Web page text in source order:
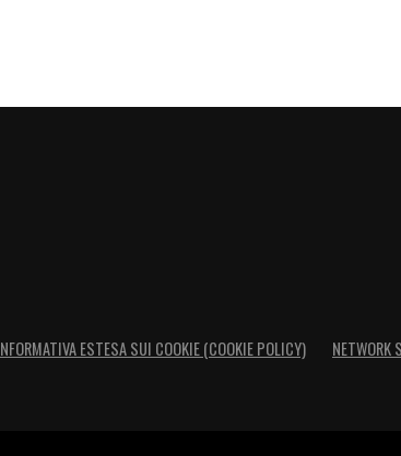
ESTESA SUI COOKIE (COOKIE POLICY) NETWORK